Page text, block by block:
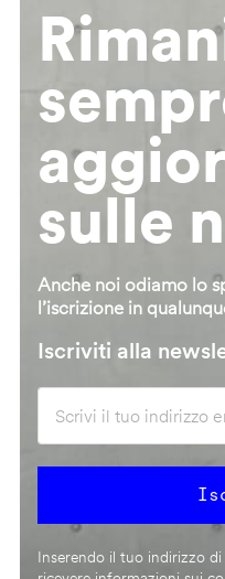
sulle
Anche noi odiamo lo
l’iscrizione in
Iscriviti alla
Inserendo il tuo indirizzo